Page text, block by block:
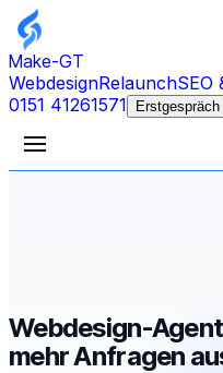
Make-GT
WebdesignRelaunchSEO
0151 41261571
Erstgespräch
Webdesign-
mehr Anfragen